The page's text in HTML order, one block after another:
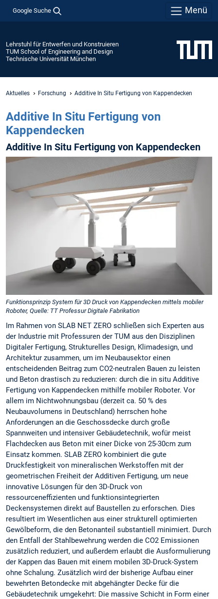
Google Suche Menü
Lehrstuhl für Entwerfen und Konstruieren
TUM School of Engineering and Design
Technische Universität München
Aktuelles Forschung Additive In Situ Fertigung von Kappendecken
Additive In Situ Fertigung von
Kappendecken
Additive In Situ Fertigung von Kappendecken
Funktionsprinzip System für 3D Druck von Kappendecken mittels mobiler
Roboter, Quelle: TT Professur Digitale Fabrikation
Im Rahmen von SLAB NET ZERO schließen sich Experten aus
der Industrie mit Professuren der TUM aus den Disziplinen
Digitaler Fertigung, Strukturelles Design, Klimadesign, und
Architektur zusammen, um im Neubausektor einen
entscheidenden Beitrag zum CO2-neutralen Bauen zu leisten
und Beton drastisch zu reduzieren: durch die in situ Additive
Fertigung von Kappendecken mithilfe mobiler Roboter. Vor
allem im Nichtwohnungsbau (derzeit ca. 50 % des
Neubauvolumens in Deutschland) herrschen hohe
Anforderungen an die Geschossdecke durch große
Spannweiten und intensiver Gebäudetechnik, wofür meist
Flachdecken aus Beton mit einer Dicke von 25-30cm zum
Einsatz kommen. SLAB ZERO kombiniert die gute
Druckfestigkeit von mineralischen Werkstoffen mit der
geometrischen Freiheit der Additiven Fertigung, um neue
innovative Lösungen für den 3D-Druck von
ressourceneffizienten und funktionsintegrierten
Deckensystemen direkt auf Baustellen zu erforschen. Dies
resultiert im Wesentlichen aus einer strukturell optimierten
Gewölbeform, die den Betonanteil substantiell minimiert. Durch
den Entfall der Stahlbewehrung werden die CO2 Emissionen
zusätzlich reduziert, und außerdem erlaubt die Ausformulierung
der Kappen das Bauen mit einem mobilen 3D-Druck-System
ohne Schalung. Zusätzlich wird der bisherige Aufbau einer
bewehrten Betondecke mit abgehängter Decke für die
Gebäudetechnik umgekehrt: Die massive Schicht in Form einer